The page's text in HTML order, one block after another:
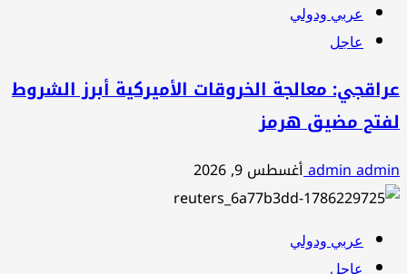
عربي ودولي
عاجل
عراقجي: معالجة الخروقات الأميركية أبرز الشروط
لفتح مضيق هرمز
admin adminأغسطس 9, 2026
عربي ودولي
عاجل